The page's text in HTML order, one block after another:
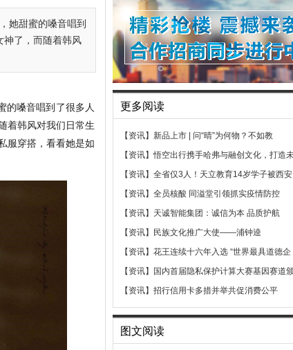
她甜蜜的嗓音唱到
神了，而随着韩风
的嗓音唱到了很多人
着韩风对我们日常生
服穿搭，看看她是如
更多阅读
【资讯】 新品上市 | 问“晴”为何物？不如教
【资讯】悟空出行携手哈弗与融创文化，打造
【资讯】 全省仅3人！天立教育14岁学子被西安
【资讯】 全员核酸 同溢堂引领抓实疫情防控
【资讯】 天诚智能集团：诚信为本 品质护航
【资讯】
民族文化推广大使——浦钟逵
【资讯】 花王连续十六年入选 “世界最具道德企
【资讯】
国内首届隐私保护计算大赛基因赛道
【资讯】 招行信用卡多措并举共促消费公平
图文阅读